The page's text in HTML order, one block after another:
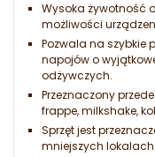
Wysoka żywotność
możliwości
Pozwala na szybkie
napojów o
odżywczych.
Przeznaczony
frappe, milkshake,
Sprzęt jest
mniejszych